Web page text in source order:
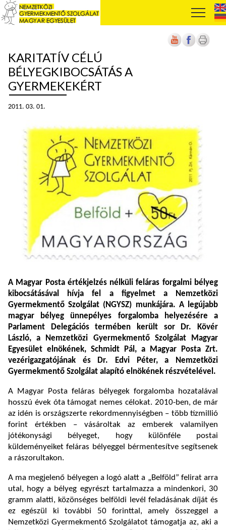
KARITATÍV CÉLÚ
BÉLYEGKIBOCSÁTÁS A
GYERMEKEKÉRT
2011. 03. 01.
A Magyar Posta értékjelzés nélküli feláras forgalmi bélyeg
kibocsátásával hívja fel a figyelmet a Nemzetközi
Gyermekmentő Szolgálat (NGYSZ) munkájára. A legújabb
magyar bélyeg ünnepélyes forgalomba helyezésére a
Parlament Delegációs termében került sor Dr. Kövér
László, a Nemzetközi Gyermekmentő Szolgálat Magyar
Egyesület elnökének, Schmidt Pál, a Magyar Posta Zrt.
vezérigazgatójának és Dr. Edvi Péter, a Nemzetközi
Gyermekmentő Szolgálat alapító elnökének részvételével.
A Magyar Posta feláras bélyegek forgalomba hozatalával
hosszú évek óta támogat nemes célokat. 2010-ben, de már
az idén is országszerte rekordmennyiségben – több tízmillió
forint értékben – vásároltak az emberek valamilyen
jótékonysági bélyeget, hogy különféle postai
küldeményeiket feláras bélyeggel bérmentesítve segítsenek
a rászorultakon.
A ma megjelenő bélyegen a logó alatt a „Belföld” felirat arra
utal, hogy a bélyeg egyrészt tartalmazza a mindenkori, 30
gramm alatti, közönséges belföldi levél feladásának díját és
ez egészül ki további 50 forinttal, amely összeggel a
Nemzetközi Gyermekmentő Szolgálatot támogatja az, aki a